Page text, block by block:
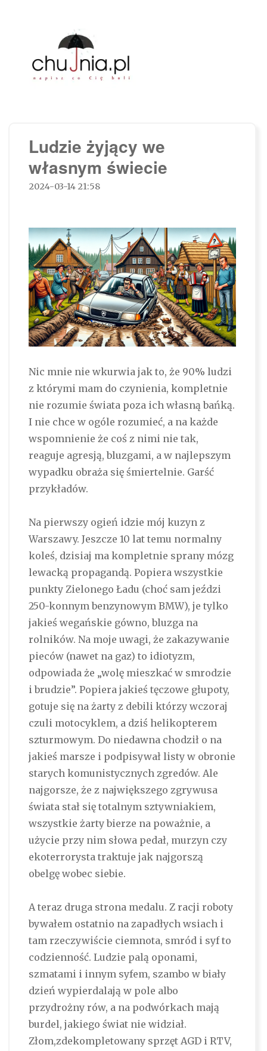
Ludzie żyjący we
własnym świecie
2024-03-14 21:58
Nic mnie nie wkurwia jak to, że 90% ludzi
z którymi mam do czynienia, kompletnie
nie rozumie świata poza ich własną bańką.
I nie chce w ogóle rozumieć, a na każde
wspomnienie że coś z nimi nie tak,
reaguje agresją, bluzgami, a w najlepszym
wypadku obraża się śmiertelnie. Garść
przykładów.
Na pierwszy ogień idzie mój kuzyn z
Warszawy. Jeszcze 10 lat temu normalny
koleś, dzisiaj ma kompletnie sprany mózg
lewacką propagandą. Popiera wszystkie
punkty Zielonego Ładu (choć sam jeździ
250-konnym benzynowym BMW), je tylko
jakieś wegańskie gówno, bluzga na
rolników. Na moje uwagi, że zakazywanie
pieców (nawet na gaz) to idiotyzm,
odpowiada że „wolę mieszkać w smrodzie
i brudzie”. Popiera jakieś tęczowe głupoty,
gotuje się na żarty z debili którzy wczoraj
czuli motocyklem, a dziś helikopterem
szturmowym. Do niedawna chodził o na
jakieś marsze i podpisywał listy w obronie
starych komunistycznych zgredów. Ale
najgorsze, że z największego zgrywusa
świata stał się totalnym sztywniakiem,
wszystkie żarty bierze na poważnie, a
użycie przy nim słowa pedał, murzyn czy
ekoterrorysta traktuje jak najgorszą
obelgę wobec siebie.
A teraz druga strona medalu. Z racji roboty
bywałem ostatnio na zapadłych wsiach i
tam rzeczywiście ciemnota, smród i syf to
codzienność. Ludzie palą oponami,
szmatami i innym syfem, szambo w biały
dzień wypierdalają w pole albo
przydrożny rów, a na podwórkach mają
burdel, jakiego świat nie widział.
Złom,zdekompletowany sprzęt AGD i RTV,